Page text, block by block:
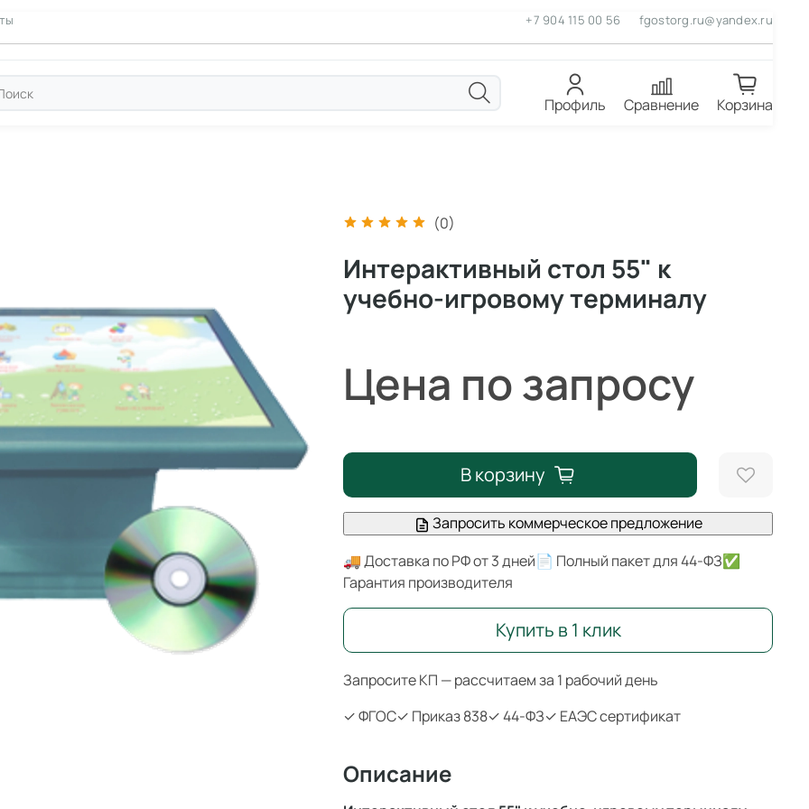
+7 904 115 00 56 fgostorg.ru@yandex.ru
Профиль Сравнение Корзина
(0)
Интерактивный стол 55" к
учебно-игровому терминалу
Цена по запросу
Запросите КП — рассчитаем за 1 рабочий день
✓ ФГОС✓ Приказ 838✓ 44-ФЗ✓ ЕАЭС сертификат
В корзину
Запросить коммерческое предложение
🚚 Доставка по РФ от 3 дней📄 Полный пакет для 44-ФЗ✅
Гарантия производителя
Купить в 1 клик
Описание